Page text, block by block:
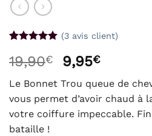
5 basé sur
notations
client
(3avis client)
19,90€
Le
initial
était :
19,90€.
9,95€Le
prix
actuel
est :
9,95€.
Le Bonnet Trou queue de
vous permet d’avoir chaud à
votre coiffure impeccable.
bataille !